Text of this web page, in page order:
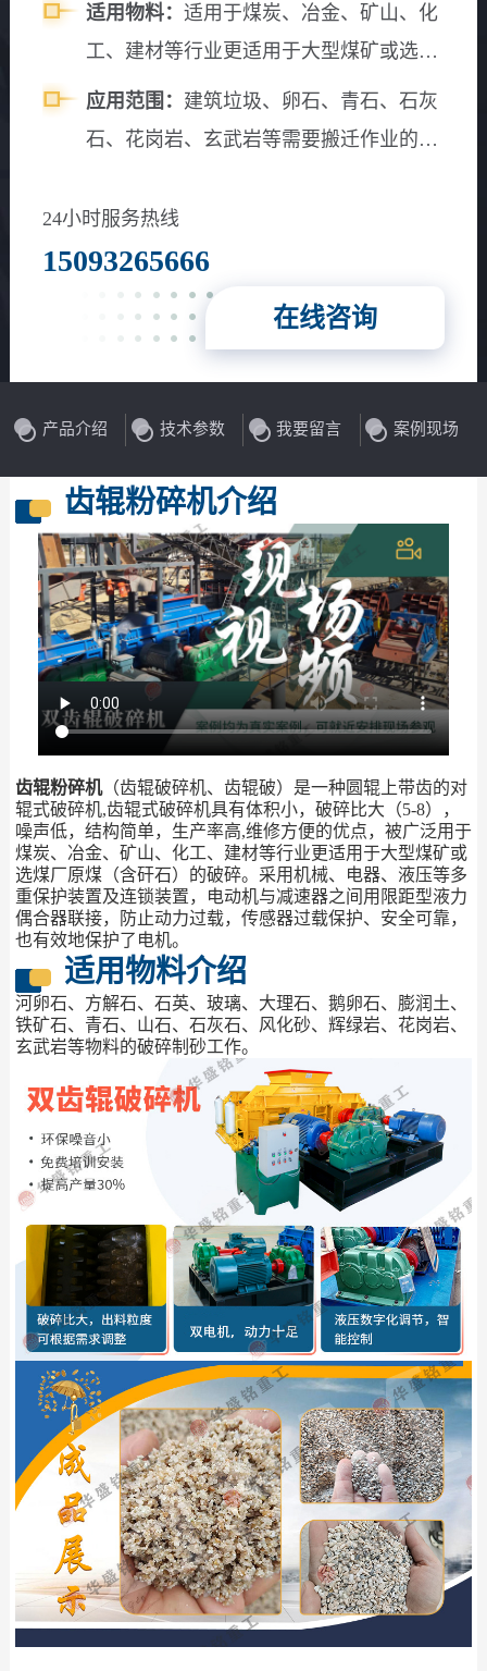
适用物料： 适用于煤炭、冶金、矿山、化
工、建材等行业更适用于大型煤矿或选煤
厂原煤（含矸石）的破碎
应用范围： 建筑垃圾、卵石、青石、石灰
石、花岗岩、玄武岩等需要搬迁作业的物
24小时服务热线
15093265666
在线咨询
产品介绍 技术参数 我要留言 案例现场
齿辊粉碎机介绍
齿辊粉碎机（齿辊破碎机、齿辊破）是一种圆辊上带齿的对
辊式破碎机,齿辊式破碎机具有体积小，破碎比大（5-8），
噪声低，结构简单，生产率高,维修方便的优点，被广泛用于
煤炭、冶金、矿山、化工、建材等行业更适用于大型煤矿或
选煤厂原煤（含矸石）的破碎。采用机械、电器、液压等多
重保护装置及连锁装置，电动机与减速器之间用限距型液力
偶合器联接，防止动力过载，传感器过载保护、安全可靠，
也有效地保护了电机。
适用物料介绍
河卵石、方解石、石英、玻璃、大理石、鹅卵石、膨润土、
铁矿石、青石、山石、石灰石、风化砂、辉绿岩、花岗岩、
玄武岩等物料的破碎制砂工作。